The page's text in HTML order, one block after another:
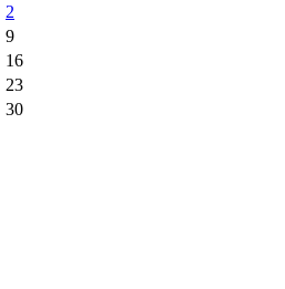
2
9
16
23
30